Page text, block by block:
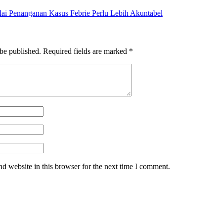
Penanganan Kasus Febrie Perlu Lebih Akuntabel
published. Required fields are marked *
website in this browser for the next time I comment.